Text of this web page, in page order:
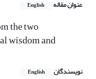
عنوان مقاله English
the two
wisdom and
نویسندگان English